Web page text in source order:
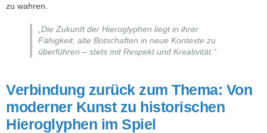
zu wahren.
„Die Zukunft der Hieroglyphen liegt in ihrer
Fähigkeit, alte Botschaften in neue Kontexte zu
überführen – stets mit Respekt und Kreativität.“
Verbindung zurück zum Thema: Von
moderner Kunst zu historischen
Hieroglyphen im Spiel